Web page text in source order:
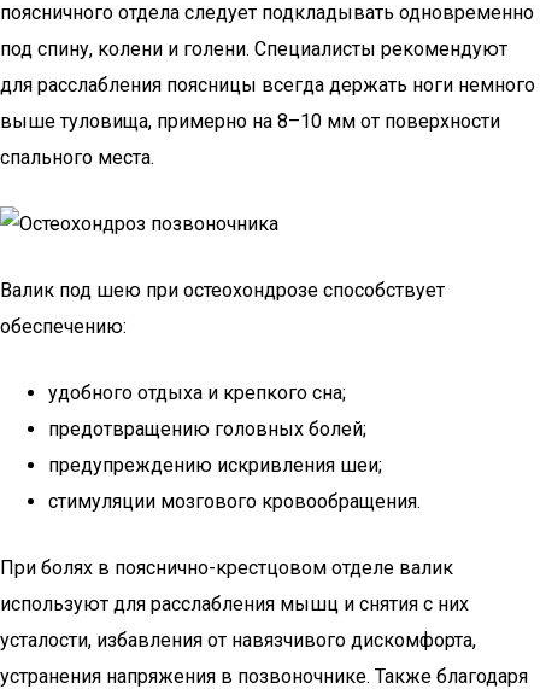
поясничного отдела следует подкладывать одновременно
под спину, колени и голени. Специалисты рекомендуют
для расслабления поясницы всегда держать ноги немного
выше туловища, примерно на 8–10 мм от поверхности
спального места.
Валик под шею при остеохондрозе способствует
обеспечению:
удобного отдыха и крепкого сна;
предотвращению головных болей;
предупреждению искривления шеи;
стимуляции мозгового кровообращения.
При болях в пояснично-крестцовом отделе валик
используют для расслабления мышц и снятия с них
усталости, избавления от навязчивого дискомфорта,
устранения напряжения в позвоночнике. Также благодаря